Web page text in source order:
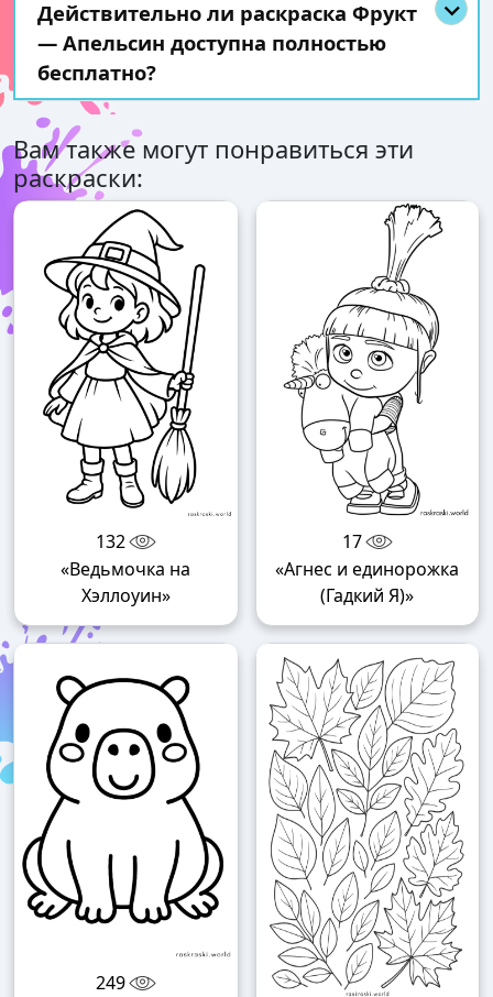
Действительно ли раскраска Фрукт
— Апельсин доступна полностью
бесплатно?
Вам также могут понравиться эти
раскраски:
132
«Ведьмочка на
Хэллоуин»
17
«Агнес и единорожка
(Гадкий Я)»
249